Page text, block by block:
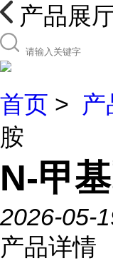
产品展
首页 > 产
胺
N-甲
2026-05-
产品详情